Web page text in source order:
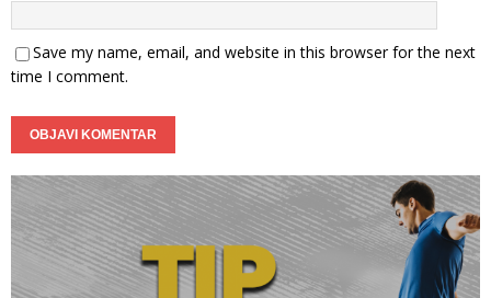
Save my name, email, and website in this browser for the next
time I comment.